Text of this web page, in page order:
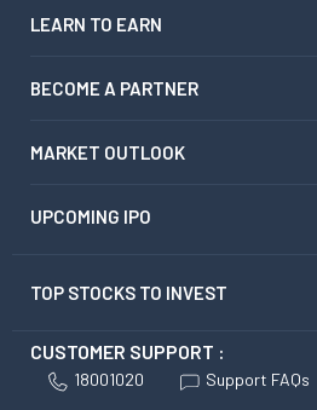
LEARN TO EARN
BECOME A PARTNER
MARKET OUTLOOK
UPCOMING IPO
TOP STOCKS TO INVEST
CUSTOMER SUPPORT :
18001020 Support FAQs